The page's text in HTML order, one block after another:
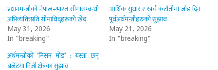
प्रधानमन्त्रीको नेपाल–भारत सीमासम्बन्धी
अभिव्यक्तिप्रति सीमाविद्हरूको खेद
May 31, 2026
In "breaking"
आर्थिक सुधार र खर्च कटौतीमा जोड दिन
पूर्वअर्थमन्त्रीहरुको सुझाव
May 21, 2026
In "breaking"
अर्थमन्त्रीको ‘मिसन मोड’ : यस्ता छन्
बजेटमा निजी क्षेत्रका सुझाव